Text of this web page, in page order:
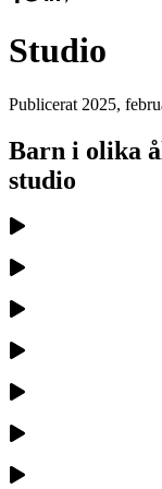
Studio
Publicerat 2025,
Barn i olika
studio